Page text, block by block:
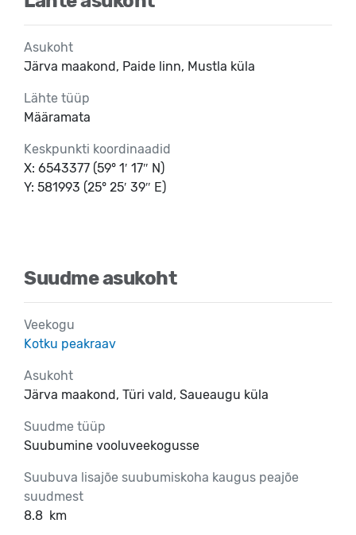
Asukoht
Järva maakond, Paide linn, Mustla küla
Lähte tüüp
Määramata
Keskpunkti koordinaadid
X: 6543377 (59° 1′ 17″ N)
Y: 581993 (25° 25′ 39″ E)
Suudme asukoht
Veekogu
Kotku peakraav
Asukoht
Järva maakond, Türi vald, Saueaugu küla
Suudme tüüp
Suubumine vooluveekogusse
Suubuva lisajõe suubumiskoha kaugus peajõe
suudmest
8.8 km